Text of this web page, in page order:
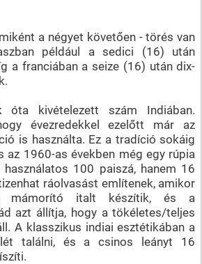
a négyet követően - törés van
például a sedici (16) után
a franciában a seize (16) után dix-
óta kivételezett szám Indiában.
évezredekkel ezelőtt már az
is használta. Ez a tradíció sokáig
az 1960-as években még egy rúpia
100 paiszá, hanem 16
ráolvasást említenek, amikor
mámorító italt készítik, és a
azt állítja, hogy a tökéletes/teljes
A klasszikus indiai esztétikában a
találni, és a csinos leányt 16